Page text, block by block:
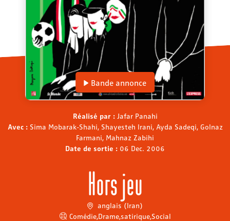
Bande annonce
Réalisé par : Jafar Panahi
Avec : Sima Mobarak-Shahi, Shayesteh Irani, Ayda Sadeqi, Golnaz
Farmani, Mahnaz Zabihi
Date de sortie : 06 Dec. 2006
Hors jeu
anglais (Iran)
Comédie,Drame,satirique,Social